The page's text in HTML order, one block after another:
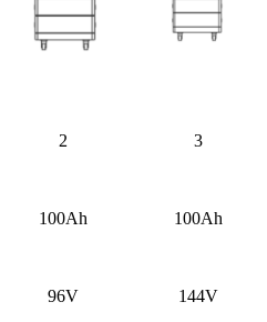
2 3
100Ah 100Ah
96V 144V